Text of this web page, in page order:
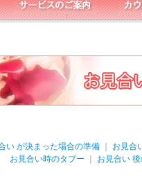
い が決まった場合の準備 お見合
お見合い時のタブー
お見合い